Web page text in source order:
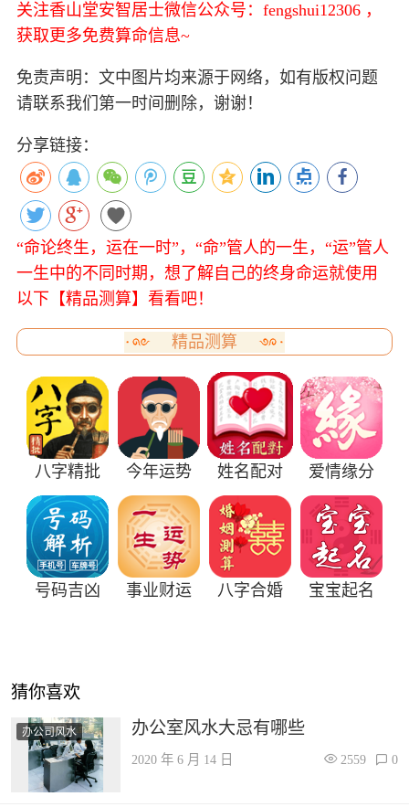
关注香山堂安智居士微信公众号：fengshui12306 ，
获取更多免费算命信息~
免责声明：文中图片均来源于网络，如有版权问题
请联系我们第一时间删除，谢谢！
分享链接：
“命论终生，运在一时”，“命”管人的一生，“运”管人
一生中的不同时期，想了解自己的终身命运就使用
以下【精品测算】看看吧！
精品测算
八字精批 今年运势 姓名配对 爱情缘分
号码吉凶 事业财运 八字合婚 宝宝起名
猜你喜欢
办公司风水 办公室风水大忌有哪些
2020 年 6 月 14 日 2559 0